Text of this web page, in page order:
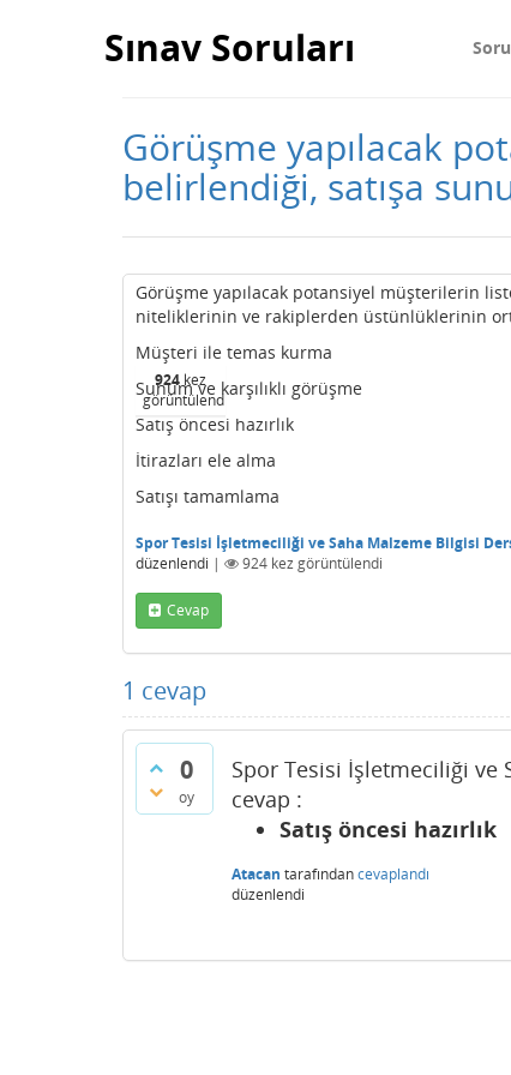
Sınav Soruları
Görüşme yapılacak
belirlendiği, satışa
924 kez
görüntülendi
Görüşme yapılacak potansiyel müşterilerin
niteliklerinin ve rakiplerden üstünlüklerinin
Müşteri ile temas kurma
Sunum ve karşılıklı görüşme
Satış öncesi hazırlık
İtirazları ele alma
Satışı tamamlama
Spor Tesisi İşletmeciliği ve Saha Malzeme Bilgisi
düzenlendi | 924 kez görüntülendi
Cevap
1 cevap
0
oy
Spor Tesisi İşletmeciliği
cevap :
Satış öncesi hazırlık
Atacan tarafındancevaplandı
düzenlendi